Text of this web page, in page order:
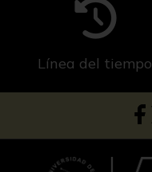
Línea del tiempo